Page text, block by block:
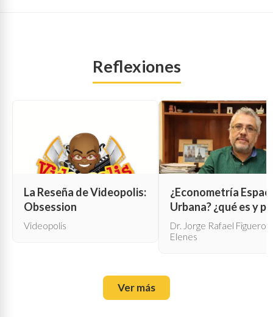
Reflexiones
La Reseña de Videopolis:
Obsession
Videopolis
¿Econometría
Urbana? ¿qué es y
qué sirve?
Dr. Jorge Rafael Figueroa
Elenes
Ver más